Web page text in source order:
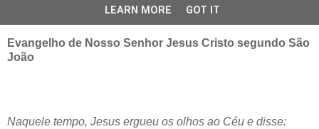
Evangelho de Nosso Senhor Jesus Cristo segundo São
João
Naquele tempo, Jesus ergueu os olhos ao Céu e disse:
LEARN MORE GOT IT